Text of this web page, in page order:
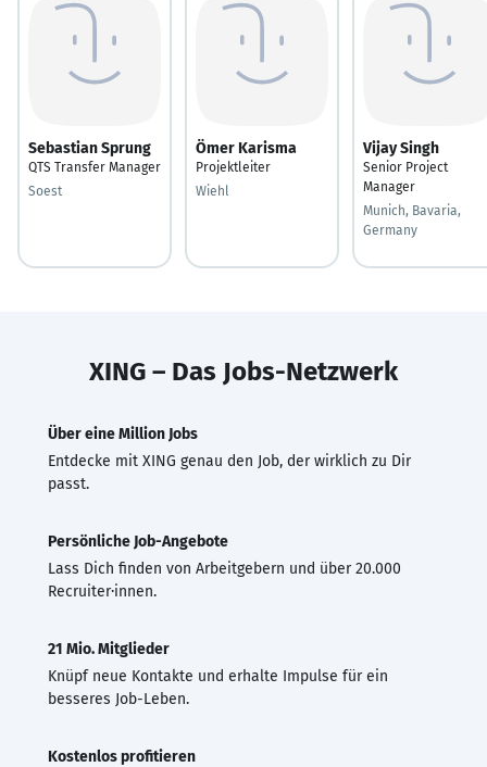
Sebastian Sprung
QTS Transfer Manager
Soest
Ömer Karisma
Projektleiter
Wiehl
Vijay Singh
Senior Project
Manager
Munich, Bavaria,
Germany
XING – Das Jobs-Netzwerk
Über eine Million Jobs
Entdecke mit XING genau den Job, der wirklich zu Dir
passt.
Persönliche Job-Angebote
Lass Dich finden von Arbeitgebern und über 20.000
Recruiter·innen.
21 Mio. Mitglieder
Knüpf neue Kontakte und erhalte Impulse für ein
besseres Job-Leben.
Kostenlos profitieren